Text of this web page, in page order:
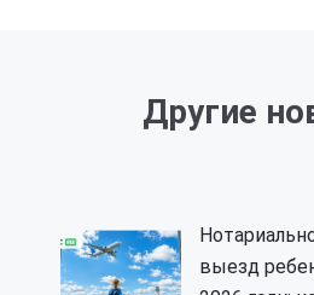
Другие
выезд